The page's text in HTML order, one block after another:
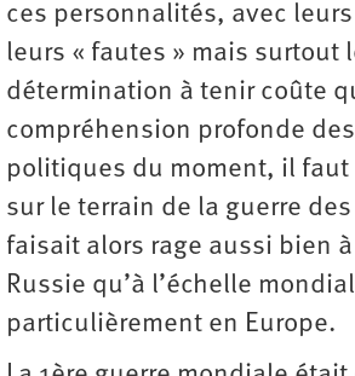
ces personnalités, avec leurs
leurs « fautes » mais surtout
détermination à tenir coûte
compréhension profonde
politiques du moment, il faut
sur le terrain de la guerre
faisait alors rage aussi bien
Russie qu’à l’échelle
particulièrement en Europe.